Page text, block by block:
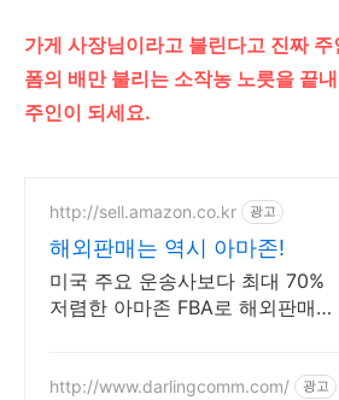
가게 사장님이라고 불린다고 진짜
폼의 배만 불리는 소작농 노릇을 끝
주인이 되세요.
http://sell.amazon.co.kr 광고
해외판매는 역시 아마존!
미국 주요 운송사보다 최대 70%
저렴한 아마존 FBA로 해외판매를
http://www.darlingcomm.com/ 광고